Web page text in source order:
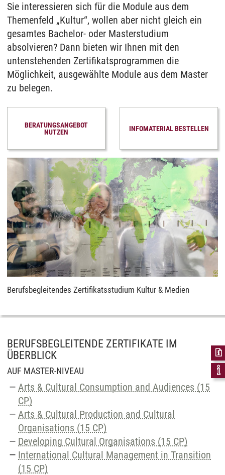
Sie interessieren sich für die Module aus dem
Themenfeld „Kultur“, wollen aber nicht gleich ein
gesamtes Bachelor- oder Masterstudium
absolvieren? Dann bieten wir Ihnen mit den
untenstehenden Zertifikatsprogrammen die
Möglichkeit, ausgewählte Module aus dem Master
zu belegen.
BERATUNGSANGEBOT
NUTZEN
INFOMATERIAL BESTELLEN
Berufsbegleitendes Zertifikatsstudium Kultur & Medien
BERUFSBEGLEITENDE ZERTIFIKATE IM
ÜBERBLICK
AUF MASTER-NIVEAU
Arts & Cultural Consumption and Audiences (15
CP)
Arts & Cultural Production and Cultural
Organisations (15 CP)
Developing Cultural Organisations (15 CP)
International Cultural Management in Transition
(15 CP)